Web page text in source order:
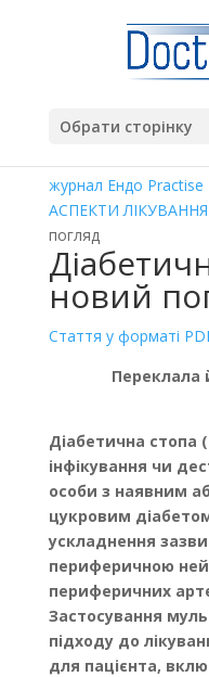
Обрати сторінку
журнал Ендо
АСПЕКТИ ЛІКУВАННЯ
погляд
новий
Стаття у форматі
Переклала
Діабетична стопа
інфікування чи
особи з наявним
цукровим
ускладнення
периферичною
периферичних
Застосування
підходу до
для пацієнта,